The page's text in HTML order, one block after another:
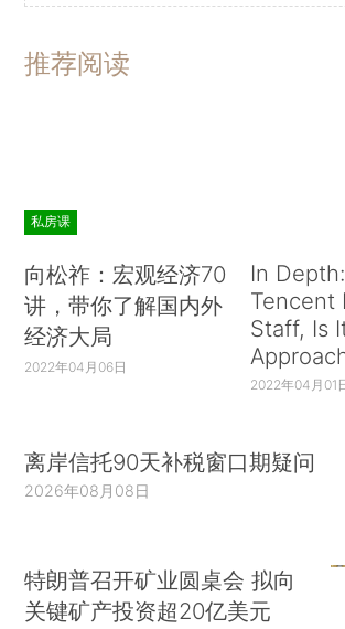
推荐阅读
私房课
向松祚：宏观经济70
讲，带你了解国内外
经济大局
2022年04月06日
In
Tencent
Staff, Is
2022年04月01
离岸信托90天补税窗口期疑问
2026年08月08日
特朗普召开矿业圆桌会 拟向
关键矿产投资超20亿美元